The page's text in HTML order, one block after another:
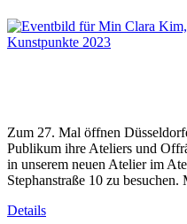
Zum 27. Mal öffnen
Publikum ihre Ateliers und
in unserem neuen Atelier im
Stephanstraße 10 zu
Details